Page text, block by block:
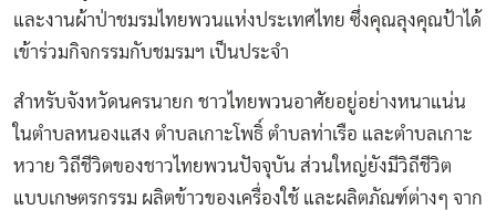
และงานผ้าป่าชมรมไทยพวนแห่งประเทศไทย ซึ่งคุณลุงคุณป้าได้
เข้าร่วมกิจกรรมกับชมรมฯ เป็นประจำ
สำหรับจังหวัดนครนายก ชาวไทยพวนอาศัยอยู่อย่างหนาแน่น
ในตำบลหนองแสง ตำบลเกาะโพธิ์ ตำบลท่าเรือ และตำบลเกาะ
หวาย วิถีชีวิตของชาวไทยพวนปัจจุบัน ส่วนใหญ่ยังมีวิถีชีวิต
แบบเกษตรกรรม ผลิตข้าวของเครื่องใช้ และผลิตภัณฑ์ต่างๆ จาก